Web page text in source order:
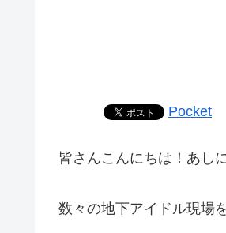
Pocket
皆さんこんにちは！あし
数々の地下アイドル現場